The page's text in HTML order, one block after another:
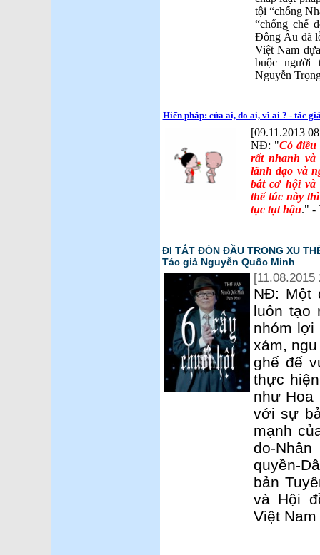
tội “chống
“chống chế
Đông Âu đã
Việt Nam
buộc người
Nguyễn
Hiến pháp: của ai, do ai, vì ai ? - tác
[09.11.2013
NĐ: "Có
rất nhanh
lãnh đạo và
bắt cơ hội
thế lúc này
tục tụt hậu." -
ĐI TẮT ĐÓN ĐẦU TRONG XU
Tác giả Nguyễn Quốc Minh
[11.08.2015
NĐ: Một
luôn tạo
nhóm lợi
xám,
ghế đế
thực
như Hoa
với sự
mạnh
do-
quyền-
bản
và Hội
Việt